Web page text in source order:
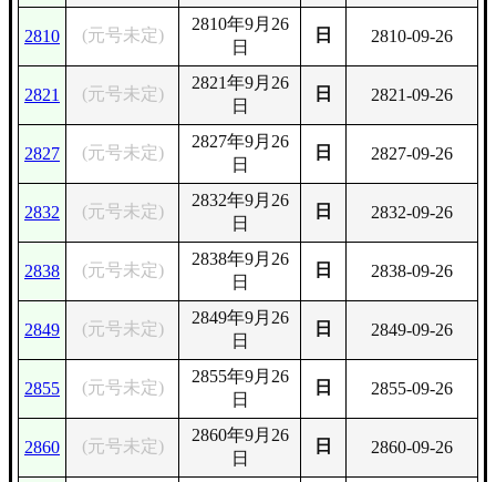
2810 (元号未定)
2810年9月26
日
日 2810-09-26
2821 (元号未定)
2821年9月26
日
日 2821-09-26
2827 (元号未定)
2827年9月26
日
日 2827-09-26
2832 (元号未定)
2832年9月26
日
日 2832-09-26
2838 (元号未定)
2838年9月26
日
日 2838-09-26
2849 (元号未定)
2849年9月26
日
日 2849-09-26
2855 (元号未定)
2855年9月26
日
日 2855-09-26
2860 (元号未定)
2860年9月26
日
日 2860-09-26